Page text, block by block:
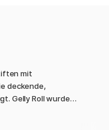
mit
deckende,
Gelly Roll wurde